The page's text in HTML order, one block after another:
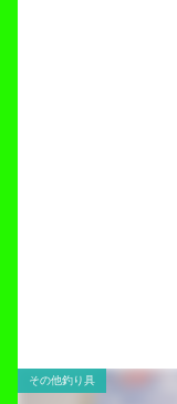
その他釣り具